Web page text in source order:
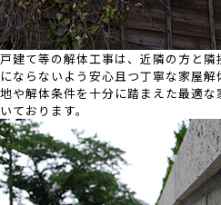
戸建て等の解体工事は、近隣の方と
にならないよう安心且つ丁寧な家屋
地や解体条件を十分に踏まえた最適
いております。